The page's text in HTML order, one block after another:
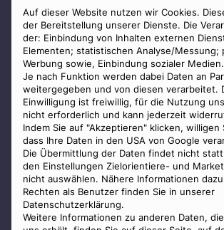
Auf dieser Website nutzen wir Cookies.
der Bereitstellung unserer Dienste. Die
der: Einbindung von Inhalten externen
Elementen; statistischen Analyse/Messung;
Werbung sowie, Einbindung sozialer Medien.
Je nach Funktion werden dabei Daten an
weitergegeben und von diesen verarbeitet.
Einwilligung ist freiwillig, für die Nutzung
nicht erforderlich und kann jederzeit
Indem Sie auf "Akzeptieren" klicken, willigen
dass Ihre Daten in den USA von Google
Die Übermittlung der Daten findet nicht
den Einstellungen Zielorientiere- und
nicht auswählen. Nähere Informationen
Rechten als Benutzer finden Sie in unserer
Datenschutzerklärung.
Weitere Informationen zu anderen Daten,
AGB
Impressum
Datenschutz
Widerrufsbelehrung
Zahlungsmöglichkeiten
Staatlich geprüfter